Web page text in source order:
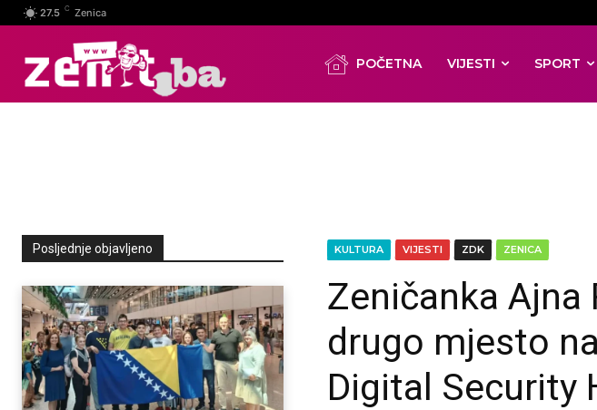
27.5 C Zenica
POČETNA VIJESTI SPORT
Posljednje objavljeno KULTURA VIJESTI ZDK ZENICA
Zeničanka Ajna
drugo mjesto
Digital Security